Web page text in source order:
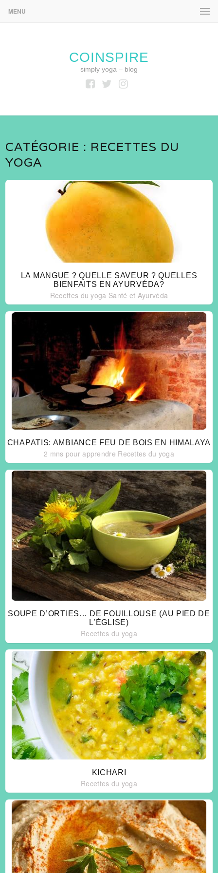
MENU
COINSPIRE
simply yoga – blog
CATÉGORIE : RECETTES DU
YOGA
LA MANGUE ? QUELLE SAVEUR ? QUELLES
BIENFAITS EN AYURVÉDA?
Recettes du yoga Santé et Ayurvéda
CHAPATIS: AMBIANCE FEU DE BOIS EN HIMALAYA
2 mns pour apprendre Recettes du yoga
SOUPE D’ORTIES… DE FOUILLOUSE (AU PIED DE
L’ÉGLISE)
Recettes du yoga
KICHARI
Recettes du yoga